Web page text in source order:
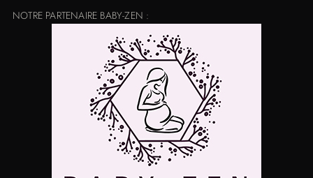
NOTRE PARTENAIRE BABY-ZEN :